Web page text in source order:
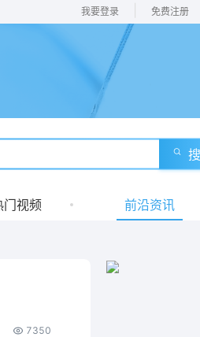
我要登录 免费注册
门视频 前沿资讯
7350